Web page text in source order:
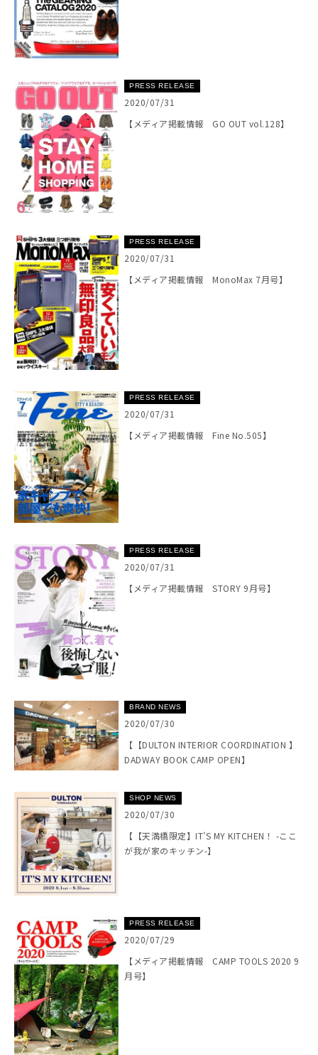
PRESS RELEASE
2020/07/31
【メディア掲載情報 GO OUT vol.128】
PRESS RELEASE
2020/07/31
【メディア掲載情報 MonoMax 7月号】
PRESS RELEASE
2020/07/31
【メディア掲載情報 Fine No.505】
PRESS RELEASE
2020/07/31
【メディア掲載情報 STORY 9月号】
BRAND NEWS
2020/07/30
【【DULTON INTERIOR COORDINATION 】
DADWAY BOOK CAMP OPEN】
SHOP NEWS
2020/07/30
【【天満橋限定】IT’S MY KITCHEN！ -ここ
が我が家のキッチン-】
PRESS RELEASE
2020/07/29
【メディア掲載情報 CAMP TOOLS 2020 9
月号】